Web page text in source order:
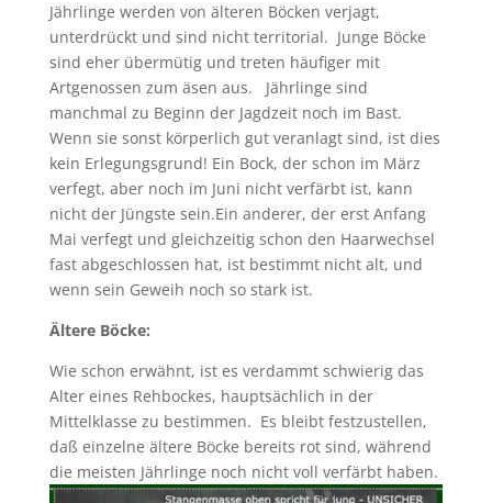
Jährlinge werden von älteren Böcken verjagt,
unterdrückt und sind nicht territorial. Junge Böcke
sind eher übermütig und treten häufiger mit
Artgenossen zum äsen aus. Jährlinge sind
manchmal zu Beginn der Jagdzeit noch im Bast.
Wenn sie sonst körperlich gut veranlagt sind, ist dies
kein Erlegungsgrund! Ein Bock, der schon im März
verfegt, aber noch im Juni nicht verfärbt ist, kann
nicht der Jüngste sein.Ein anderer, der erst Anfang
Mai verfegt und gleichzeitig schon den Haarwechsel
fast abgeschlossen hat, ist bestimmt nicht alt, und
wenn sein Geweih noch so stark ist.
Ältere Böcke:
Wie schon erwähnt, ist es verdammt schwierig das
Alter eines Rehbockes, hauptsächlich in der
Mittelklasse zu bestimmen. Es bleibt festzustellen,
daß einzelne ältere Böcke bereits rot sind, während
die meisten Jährlinge noch nicht voll verfärbt haben.